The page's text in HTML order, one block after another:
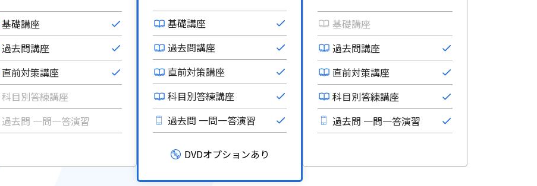
基礎講座
過去問講座
直前対策講座
科目別答練講座
過去問 一問一答演習
基礎講座
過去問講座
直前対策講座
科目別答練講座
過去問 一問一答演習
DVDオプションあり
基礎講座
過去問講座
直前対策講座
科目別答練講座
過去問 一問一答演習